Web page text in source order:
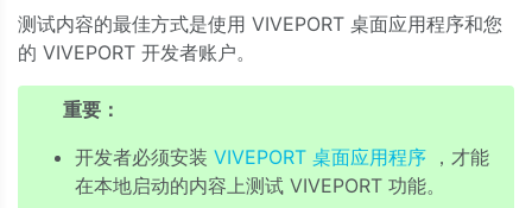
测试内容的最佳方式是使用 VIVEPORT 桌面应用程序和您
的 VIVEPORT 开发者账户。
重要：
开发者必须安装 VIVEPORT 桌面应用程序 ，才能
在本地启动的内容上测试 VIVEPORT 功能。